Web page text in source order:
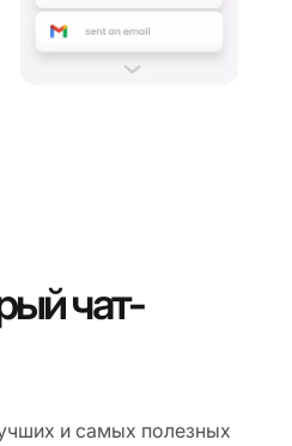
чат-
и самых полезных